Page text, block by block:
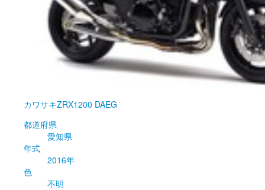
カワサキZRX1200 DAEG
都道府県
愛知県
年式
2016年
色
不明